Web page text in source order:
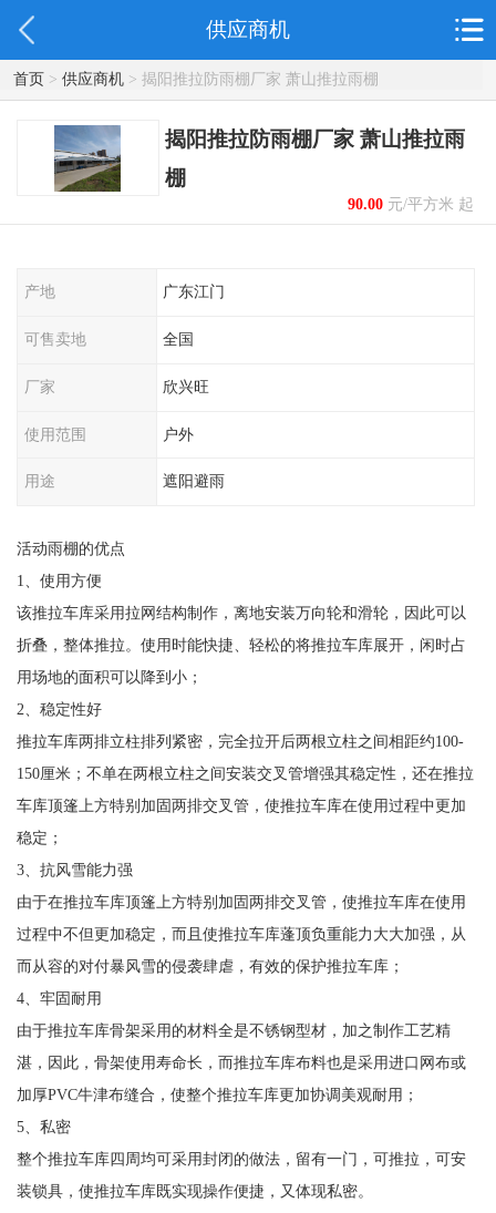
供应商机
首页> 供应商机> 揭阳推拉防雨棚厂家 萧山推拉雨棚
揭阳推拉防雨棚厂家 萧山推拉雨
棚
90.00元/平方米 起
产地 广东江门
可售卖地 全国
厂家 欣兴旺
使用范围 户外
用途 遮阳避雨
活动雨棚的优点
1、使用方便
该推拉车库采用拉网结构制作，离地安装万向轮和滑轮，因此可以
折叠，整体推拉。使用时能快捷、轻松的将推拉车库展开，闲时占
用场地的面积可以降到小；
2、稳定性好
推拉车库两排立柱排列紧密，完全拉开后两根立柱之间相距约100-
150厘米；不单在两根立柱之间安装交叉管增强其稳定性，还在推拉
车库顶篷上方特别加固两排交叉管，使推拉车库在使用过程中更加
稳定；
3、抗风雪能力强
由于在推拉车库顶篷上方特别加固两排交叉管，使推拉车库在使用
过程中不但更加稳定，而且使推拉车库蓬顶负重能力大大加强，从
而从容的对付暴风雪的侵袭肆虐，有效的保护推拉车库；
4、牢固耐用
由于推拉车库骨架采用的材料全是不锈钢型材，加之制作工艺精
湛，因此，骨架使用寿命长，而推拉车库布料也是采用进口网布或
加厚PVC牛津布缝合，使整个推拉车库更加协调美观耐用；
5、私密
整个推拉车库四周均可采用封闭的做法，留有一门，可推拉，可安
装锁具，使推拉车库既实现操作便捷，又体现私密。